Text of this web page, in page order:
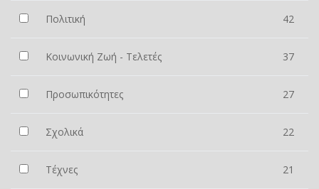
Πολιτική 42
Κοινωνική Ζωή - Τελετές 37
Προσωπικότητες 27
Σχολικά 22
Τέχνες 21